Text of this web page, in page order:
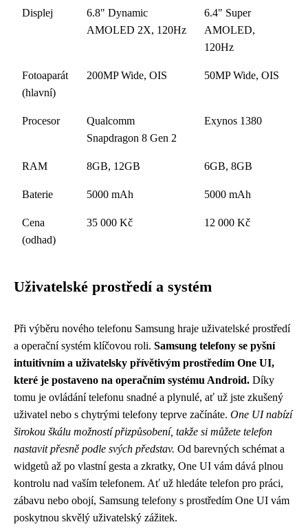
Displej
6.8" Dynamic
AMOLED 2X, 120Hz
6.4" Super
AMOLED,
120Hz
Fotoaparát
(hlavní)
200MP Wide, OIS 50MP Wide, OIS
Procesor
Qualcomm
Snapdragon 8 Gen 2
Exynos 1380
RAM 8GB, 12GB 6GB, 8GB
Baterie 5000 mAh 5000 mAh
Cena
(odhad)
35 000 Kč 12 000 Kč
Uživatelské prostředí a systém
Při výběru nového telefonu Samsung hraje uživatelské prostředí
a operační systém klíčovou roli. Samsung telefony se pyšní
intuitivním a uživatelsky přívětivým prostředím One UI,
které je postaveno na operačním systému Android. Díky
tomu je ovládání telefonu snadné a plynulé, ať už jste zkušený
uživatel nebo s chytrými telefony teprve začínáte. One UI nabízí
širokou škálu možností přizpůsobení, takže si můžete telefon
nastavit přesně podle svých představ. Od barevných schémat a
widgetů až po vlastní gesta a zkratky, One UI vám dává plnou
kontrolu nad vaším telefonem. Ať už hledáte telefon pro práci,
zábavu nebo obojí, Samsung telefony s prostředím One UI vám
poskytnou skvělý uživatelský zážitek.